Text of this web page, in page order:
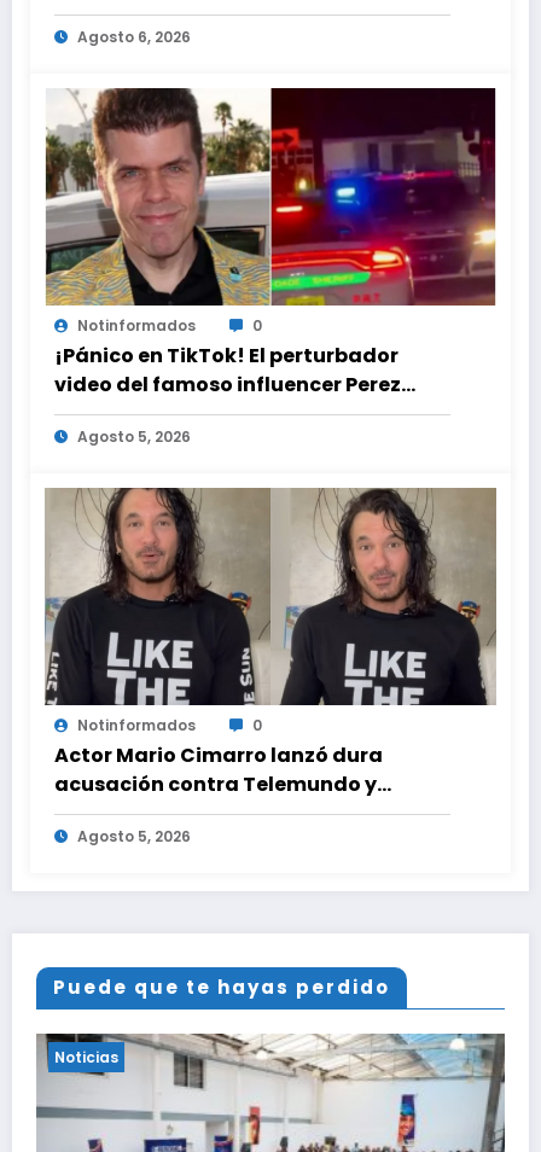
Agosto 6, 2026
Notinformados 0
¡Pánico en TikTok! El perturbador
video del famoso influencer Perez
Hilton que obligó a sus fans a pedir
ayuda médica
Agosto 5, 2026
Notinformados 0
Actor Mario Cimarro lanzó dura
acusación contra Telemundo y
advirtió que lo que hacen en su contra
es ilegal en EEUU
Agosto 5, 2026
Puede que te hayas perdido
Noticias